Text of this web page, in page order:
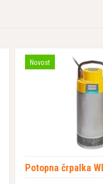
Novost
Potopna črpalka